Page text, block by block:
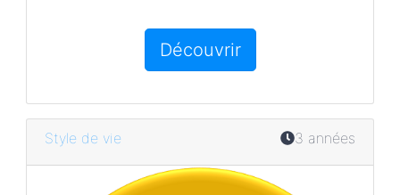
Découvrir
Style de vie 3 années